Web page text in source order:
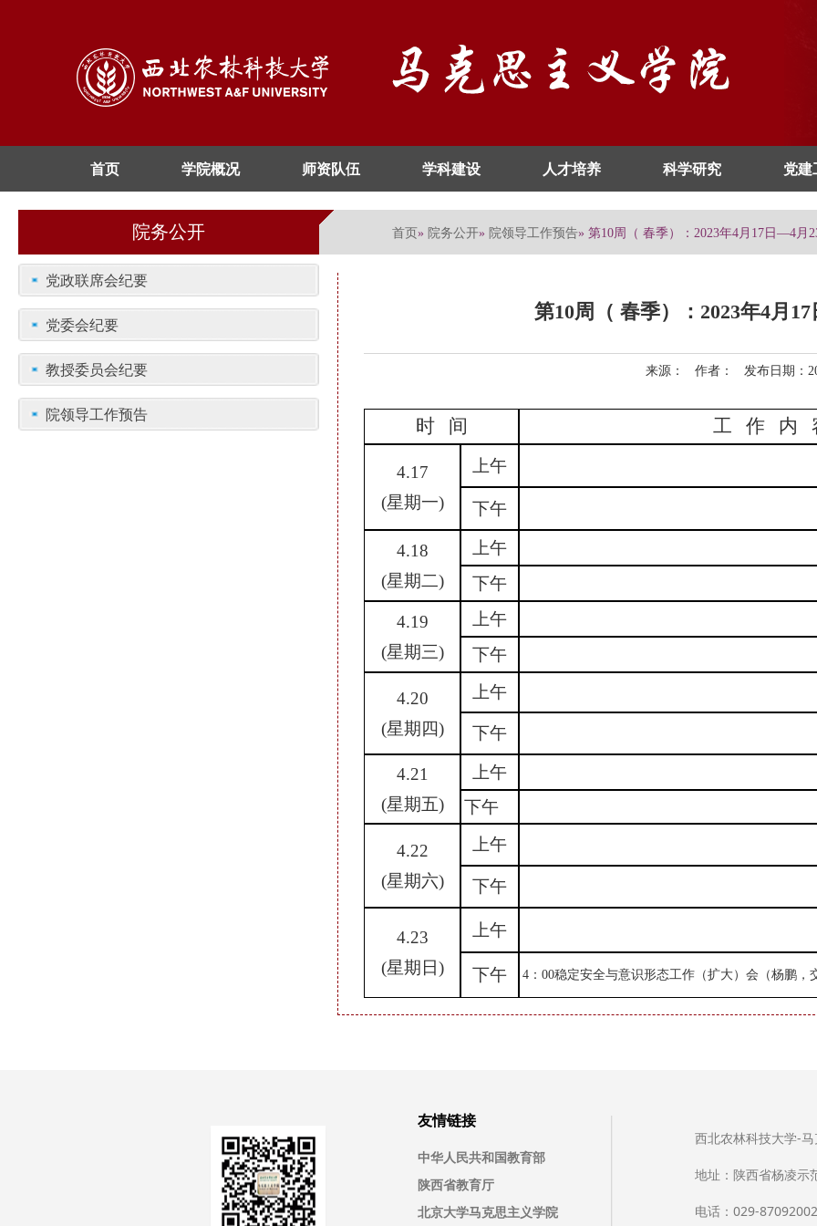
首页 学院概况 师资队伍 学科建设 人才培养 科学研究 党建
院务公开 首页» 院务公开» 院领导工作预告» 第10周（ 春季）：2023年4月17日—4月
党政联席会纪要
党委会纪要
教授委员会纪要
院领导工作预告
第10周（ 春季）：2023年4月
来源： 作者： 发布日期：
时 间 工 作 内
4.17
(星期一)
上午
下午
4.18
(星期二)
上午
下午
4.19
(星期三)
上午
下午
4.20
(星期四)
上午
下午
4.21
(星期五)
上午
下午
4.22
(星期六)
上午
下午
4.23
(星期日)
上午
下午 4：00稳定安全与意识形态工作（扩大）会（杨鹏，
友情链接
中华人民共和国教育部
陕西省教育厅
北京大学马克思主义学院
西北农林科技大学-
地址：陕西省杨凌示
电话：029-87092002